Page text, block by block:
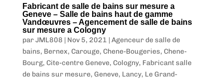
Fabricant de salle de bains sur mesure a
Geneve – Salle de bains haut de gamme
Vandœuvres – Agencement de salle de bains
sur mesure a Cologny
parJML808 | Nov 5, 2021 |Agenceur de salle de
bains, Bernex, Carouge, Chene-Bougeries, Chene-
Bourg, Cite-centre Geneve, Cologny, Fabricant salle
de bains sur mesure, Geneve, Lancy, Le Grand-